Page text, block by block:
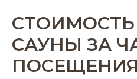
САУНЫ ЗА
ПОСЕЩЕНИЯ